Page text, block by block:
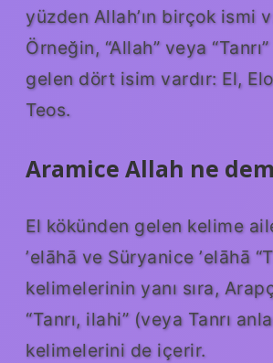
yüzden Allah’ın birçok ismi
Örneğin, “Allah” veya
gelen dört isim vardır: El,
Teos.
Aramice Allah ne
El kökünden gelen kelime
ʼelāhā ve Süryanice ʼelāhā
kelimelerinin yanı sıra,
“Tanrı, ilahi” (veya Tanrı
kelimelerini de içerir.